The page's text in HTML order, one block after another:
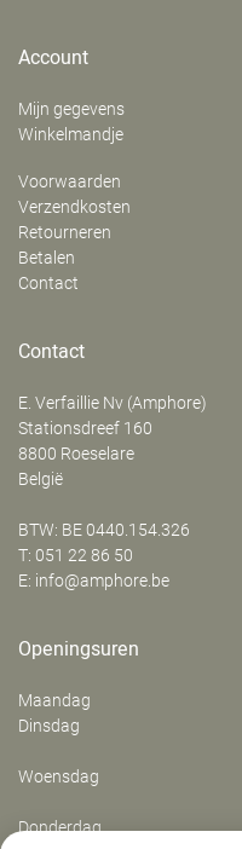
Account
Mijn gegevens
Winkelmandje
Voorwaarden
Verzendkosten
Retourneren
Betalen
Contact
Contact
E. Verfaillie Nv (Amphore)
‍Stationsdreef 160
8800 Roeselare
België
BTW: BE 0440.154.326
T: 051 22 86 50
E: info@amphore.be
Openingsuren
Maandag
Dinsdag
Woensdag
Donderdag